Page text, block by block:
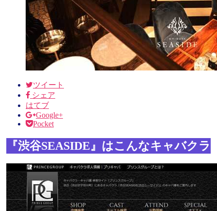
ツイート
シェア
はてブ
Google+
Pocket
『渋谷SEASIDE』はこんなキャバクラ